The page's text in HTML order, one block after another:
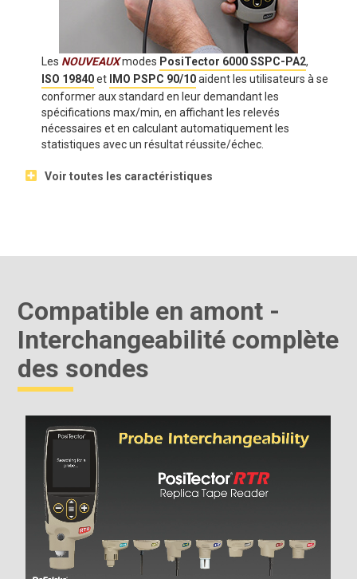
Les NOUVEAUXmodes PosiTector 6000 SSPC-PA2,
ISO 19840et IMO PSPC 90/10aident les utilisateurs à se
conformer aux standard en leur demandant les
spécifications max/min, en affichant les relevés
nécessaires et en calculant automatiquement les
statistiques avec un résultat réussite/échec.
Voir toutes les caractéristiques
Compatible en amont -
Interchangeabilité complète
des sondes